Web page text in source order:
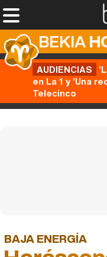
BEKIA
AUDIENCIAS
en La 1 y 'Una
Telecinco
BAJA ENERGÍA